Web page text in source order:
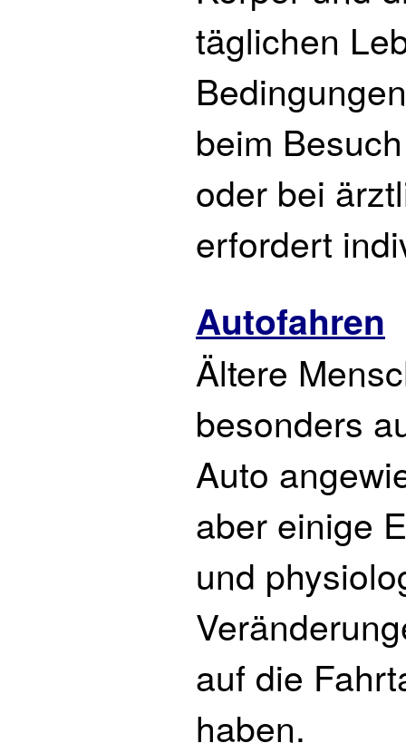
täglichen
beim
oder bei
erfordert
Autofahren
Ältere
besonders
Auto
aber einige
und
auf die
haben.